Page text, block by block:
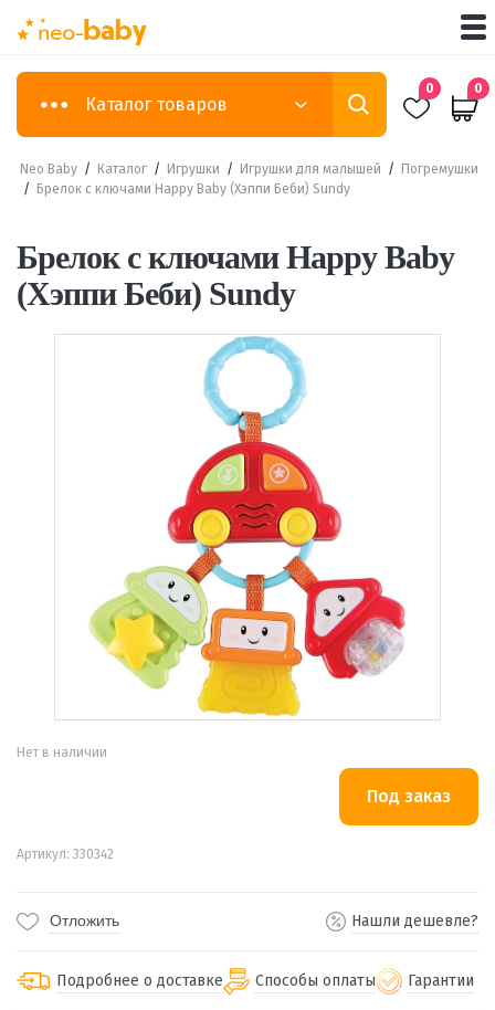
Каталог товаров
0 0
Neo Baby / Каталог / Игрушки / Игрушки для малышей /
Погремушки
/
Брелок с ключами Happy Baby (Хэппи Беби) Sundy
Брелок с ключами Happy Baby
(Хэппи Беби) Sundy
Нет в наличии
Артикул: 330342
Отложить Нашли дешевле?
Подробнее о доставке Способы оплаты Гарантии